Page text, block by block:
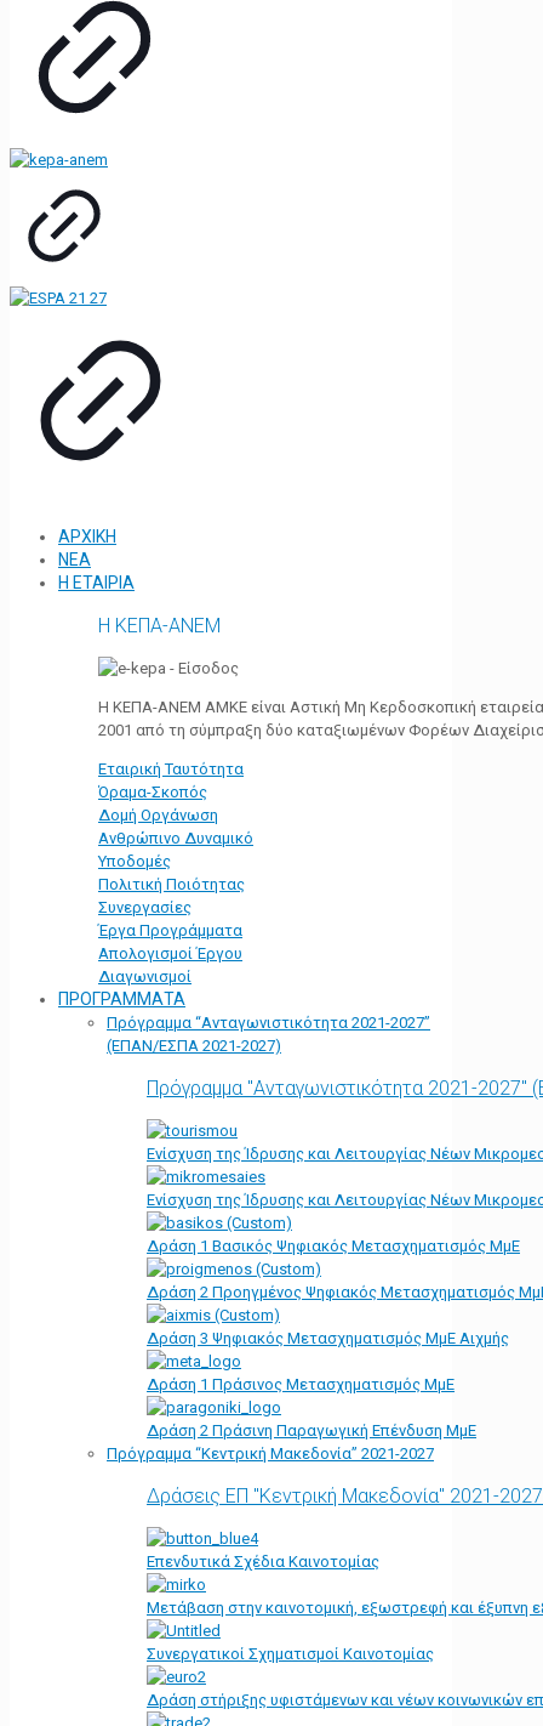
ΑΡΧΙΚΗ
ΝΕΑ
Η ΕΤΑΙΡΙΑ
Η ΚΕΠΑ-ΑΝΕΜ
Η ΚΕΠΑ-ΑΝΕΜ ΑΜΚΕ είναι Αστική Μη Κερδοσκοπική
2001 από τη σύμπραξη δύο καταξιωμένων Φορέων
Εταιρική Ταυτότητα
Όραμα-Σκοπός
Δομή Οργάνωση
Ανθρώπινο Δυναμικό
Υποδομές
Πολιτική Ποιότητας
Συνεργασίες
Έργα Προγράμματα
Απολογισμοί Έργου
Διαγωνισμοί
ΠΡΟΓΡΑΜΜΑΤΑ
Πρόγραμμα “Ανταγωνιστικότητα 2021-2027”
(ΕΠΑΝ/ΕΣΠΑ 2021-2027)
Πρόγραμμα "Ανταγωνιστικότητα 2021-
Ενίσχυση της Ίδρυσης και Λειτουργίας Νέων
Ενίσχυση της Ίδρυσης και Λειτουργίας Νέων
Δράση 1 Βασικός Ψηφιακός Μετασχηματισμός ΜμΕ
Δράση 2 Προηγμένος Ψηφιακός Μετασχηματισμός
Δράση 3 Ψηφιακός Μετασχηματισμός ΜμΕ Αιχμής
Δράση 1 Πράσινος Μετασχηματισμός ΜμΕ
Δράση 2 Πράσινη Παραγωγική Επένδυση ΜμΕ
Πρόγραμμα “Κεντρική Μακεδονία” 2021-2027
Δράσεις ΕΠ "Κεντρική Μακεδονία" 2021-2027
Επενδυτικά Σχέδια Καινοτομίας
Μετάβαση στην καινοτομική, εξωστρεφή και έξυπνη
Συνεργατικοί Σχηματισμοί Καινοτομίας
Δράση στήριξης υφιστάμενων και νέων κοινωνικών